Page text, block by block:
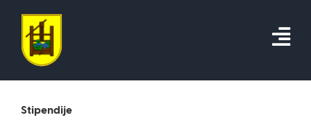
content
Stipendije